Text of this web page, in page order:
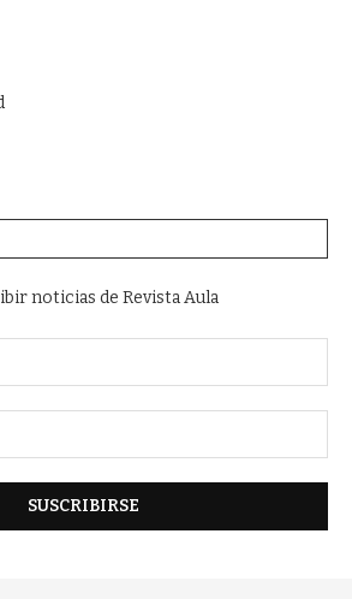
noticias de Revista Aula